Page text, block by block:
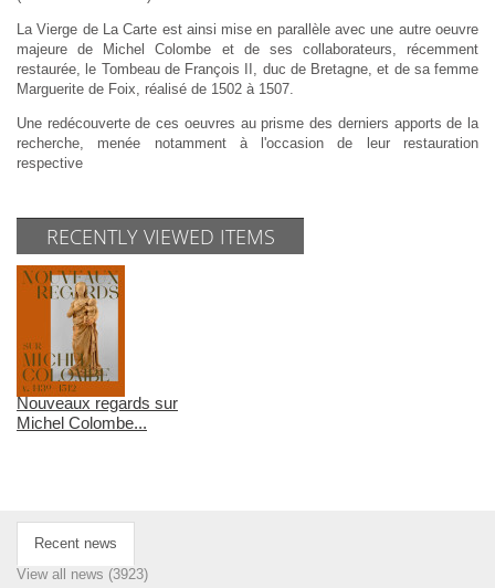
La Vierge de La Carte est ainsi mise en parallèle avec une autre oeuvre
majeure de Michel Colombe et de ses collaborateurs, récemment
restaurée, le Tombeau de François II, duc de Bretagne, et de sa femme
Marguerite de Foix, réalisé de 1502 à 1507.
Une redécouverte de ces oeuvres au prisme des derniers apports de la
recherche, menée notamment à l'occasion de leur restauration
respective
RECENTLY VIEWED ITEMS
Nouveaux regards sur
Michel Colombe...
Recent news
View all news (3923)